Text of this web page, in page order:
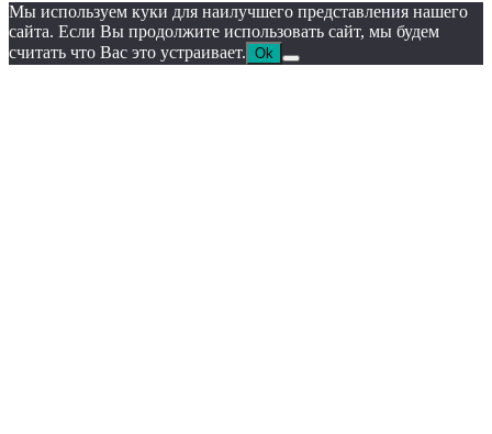
Мы используем куки для наилучшего представления нашего
сайта. Если Вы продолжите использовать сайт, мы будем
считать что Вас это устраивает. Ok